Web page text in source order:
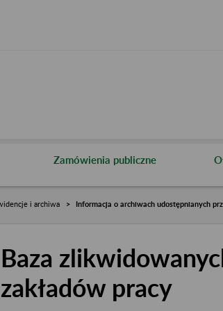
Zamówienia publiczne
i archiwa Informacja o archiwach udostępnianych
Baza
zakładów pracy